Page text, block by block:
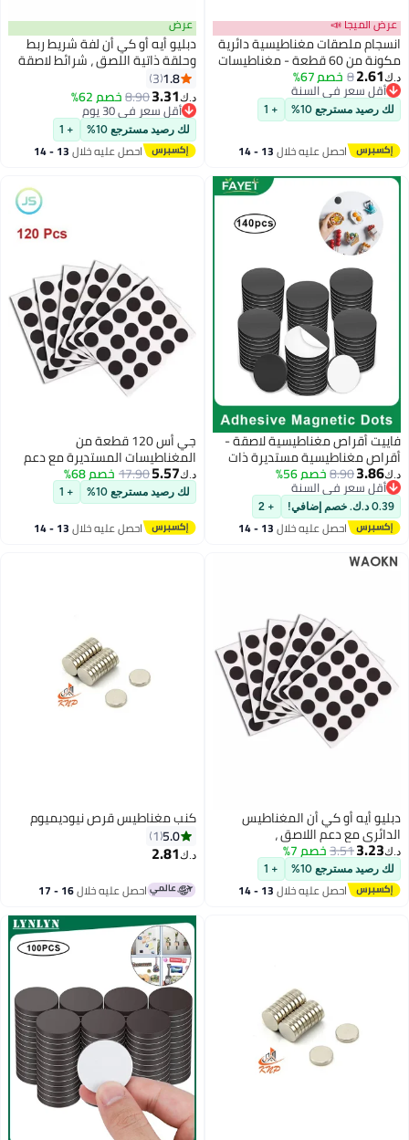
دائرية
قطعة - مغناطيسات
والملاحظات
المطبخ،
اليدوية
+ 1
13 - 14
عرض
دبليو أيه أو كي أن لفة شريط ربط
وحلقة ذاتية اللصق ، شرائط لاصقة
سوداء ثقيلة مزدوجة الجوانب لزجة
القوة الصناعية قفل قفل متشابك
للمطبخ المنزلي مكتب المدرسة ، 1
متر ، مجموعة من 2
1.8
د.ك‏3.31
8.90
أقل سعر في 30 يوم
أقل سعر في 30 يوم + 1
احصل عليه خلال 13 - 14
لاصقة -
ذات
+ 2
13 - 14
جي أس 120 قطعة من
المغناطيسات المستديرة مع دعم
لاصق، مرنة ذاتية اللصق
المغناطيسات للحرف، صغيرة لاصقة
النقاط المغناطيسية لتعلق الأجسام
الخفيفة، DIY، المدرسة، المكتب،
المنزل
د.ك‏5.57
لك رصيد مسترجع 10% + 1
احصل عليه خلال 13 - 14
،
المرن ،
الصغيرة ،
اللوحة
+ 1
13 - 14
كنب مغناطيس قرص نيوديميوم
5.0
د.ك‏2.81
احصل عليه خلال 16 - 17